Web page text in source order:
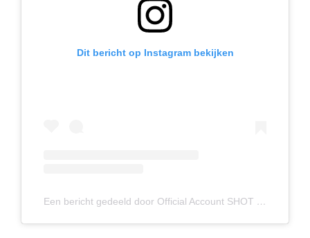
Dit bericht op Instagram bekijken
Een bericht gedeeld door Official Account SHOT Heren 1 (@shotheren1)